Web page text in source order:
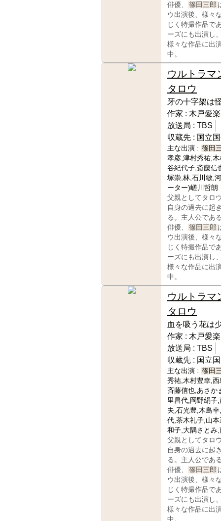
俳優、
篠田三郎
ウ出演後、様々
じく特撮作品で
ーズにも出演し
様々な作品に出
中。
ウルトラマ
タロウ
牙の十字架は
作家 : 木戸愛楽
放送局 : TBS
収蔵先 : 国立
主な出演 : 篠田
孝彦,津村秀祐,
谷紀代子,斎藤信
塚崇,林,石川敏,
ーター)嵯川哲朗
父親としてタロ
自身の過去に起
る。主人公であ
俳優、
篠田三郎
ウ出演後、様々
じく特撮作品で
ーズにも出演し
様々な作品に出
中。
ウルトラマ
タロウ
血を吸う花は
作家 : 木戸愛楽
放送局 : TBS
収蔵先 : 国立
主な出演 : 篠田
秀祐,木村豊幸,
斉藤信也,あさか
里昌代,岡野絹子
夫,石光豊,木島
代,茶木礼子,山
和子,大隅さとみ,
父親としてタロ
自身の過去に起
る。主人公であ
俳優、
篠田三郎
ウ出演後、様々
じく特撮作品で
ーズにも出演し
様々な作品に出
中。